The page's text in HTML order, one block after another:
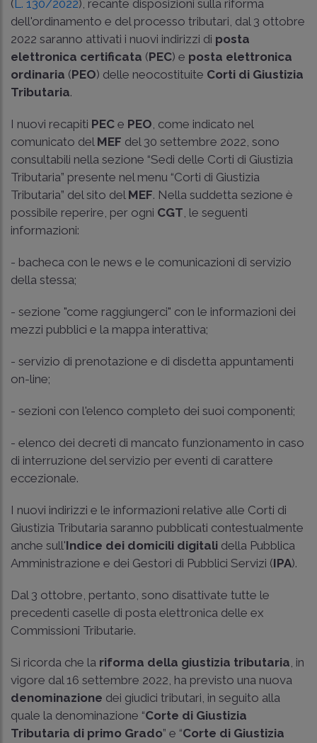
(L. 130/2022), recante disposizioni sulla riforma
dell'ordinamento e del processo tributari, dal 3 ottobre
2022 saranno attivati i nuovi indirizzi di posta
elettronica certificata (PEC) e posta elettronica
ordinaria (PEO) delle neocostituite Corti di Giustizia
Tributaria.
I nuovi recapiti PEC e PEO, come indicato nel
comunicato del MEF del 30 settembre 2022, sono
consultabili nella sezione “Sedi delle Corti di Giustizia
Tributaria” presente nel menu “Corti di Giustizia
Tributaria” del sito del MEF. Nella suddetta sezione è
possibile reperire, per ogni CGT, le seguenti
informazioni:
- bacheca con le news e le comunicazioni di servizio
della stessa;
- sezione "come raggiungerci" con le informazioni dei
mezzi pubblici e la mappa interattiva;
- servizio di prenotazione e di disdetta appuntamenti
on-line;
- sezioni con l'elenco completo dei suoi componenti;
- elenco dei decreti di mancato funzionamento in caso
di interruzione del servizio per eventi di carattere
eccezionale.
I nuovi indirizzi e le informazioni relative alle Corti di
Giustizia Tributaria saranno pubblicati contestualmente
anche sull'Indice dei domicili digitali della Pubblica
Amministrazione e dei Gestori di Pubblici Servizi (IPA).
Dal 3 ottobre, pertanto, sono disattivate tutte le
precedenti caselle di posta elettronica delle ex
Commissioni Tributarie.
Si ricorda che la riforma della giustizia tributaria, in
vigore dal 16 settembre 2022, ha previsto una nuova
denominazione dei giudici tributari, in seguito alla
quale la denominazione “Corte di Giustizia
Tributaria di primo Grado” e “Corte di Giustizia